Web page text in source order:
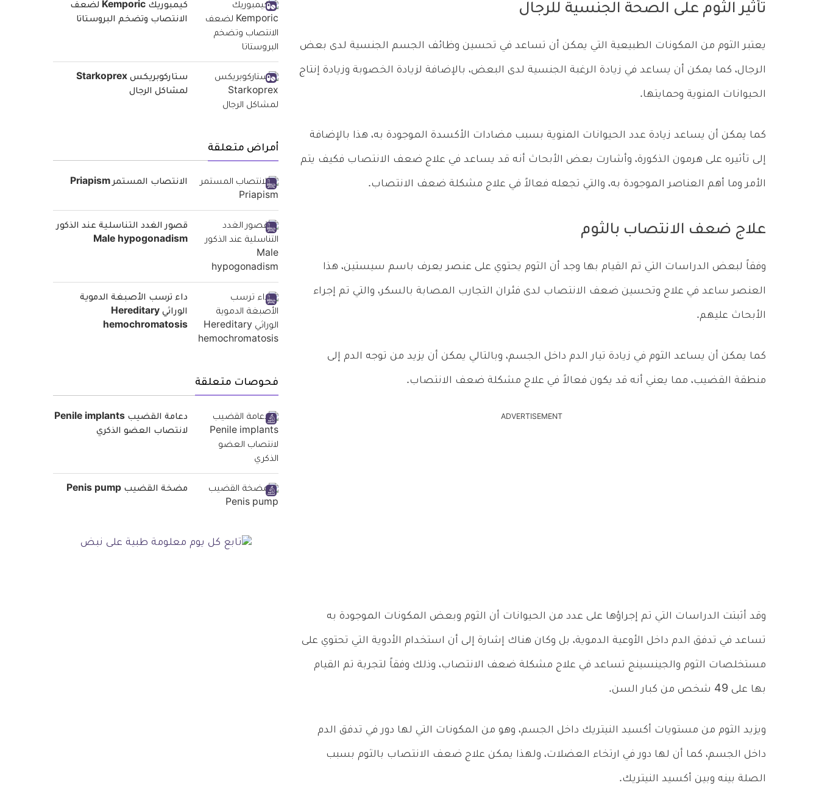
تأثير الثوم على الصحة الجنسية للرجال
يعتبر الثوم من المكونات الطبيعية التي يمكن أن تساعد في تحسين وظائف الجسم الجنسية لدى بعض
الرجال، كما يمكن أن يساعد في زيادة الرغبة الجنسية لدى البعض، بالإضافة لزيادة الخصوبة وزيادة إنتاج
الحيوانات المنوية وحمايتها.
كما يمكن أن يساعد زيادة عدد الحيوانات المنوية بسبب مضادات الأكسدة الموجودة به، هذا بالإضافة
إلى تأثيره على هرمون الذكورة، وأشارت بعض الأبحاث أنه قد يساعد في علاج ضعف الانتصاب فكيف يتم
الأمر وما أهم العناصر الموجودة به، والتي تجعله فعالاً في علاج مشكلة ضعف الانتصاب.
علاج ضعف الانتصاب بالثوم
وفقاً لبعض الدراسات التي تم القيام بها وجد أن الثوم يحتوي على عنصر يعرف باسم سيستين، هذا
العنصر ساعد في علاج وتحسين ضعف الانتصاب لدى فئران التجارب المصابة بالسكر، والتي تم إجراء
الأبحاث عليهم.
كما يمكن أن يساعد الثوم في زيادة تيار الدم داخل الجسم، وبالتالي يمكن أن يزيد من توجه الدم إلى
منطقة القضيب، مما يعني أنه قد يكون فعالاً في علاج مشكلة ضعف الانتصاب.
ADVERTISEMENT
وقد أثبتت الدراسات التي تم إجراؤها على عدد من الحيوانات أن الثوم وبعض المكونات الموجودة به
تساعد في تدفق الدم داخل الأوعية الدموية، بل وكان هناك إشارة إلى أن استخدام الأدوية التي تحتوي على
مستخلصات الثوم والجينسينج تساعد في علاج مشكلة ضعف الانتصاب، وذلك وفقاً لتجربة تم القيام
بها على 49 شخص من كبار السن.
ويزيد الثوم من مستويات أكسيد النيتريك داخل الجسم، وهو من المكونات التي لها دور في تدفق الدم
داخل الجسم، كما أن لها دور في ارتخاء العضلات، ولهذا يمكن علاج ضعف الانتصاب بالثوم بسبب
الصلة بينه وبين أكسيد النيتريك.
كيمبوريك Kemporic لضعف
الانتصاب وتضخم البروستاتا
ستاركوبريكس Starkoprex
لمشاكل الرجال
أمراض متعلقة
الانتصاب المستمر Priapism
قصور الغدد التناسلية عند الذكور
Male hypogonadism
داء ترسب الأصبغة الدموية
الوراثي Hereditary
hemochromatosis
فحوصات متعلقة
دعامة القضيب Penile implants
لانتصاب العضو الذكري
مضخة القضيب Penis pump